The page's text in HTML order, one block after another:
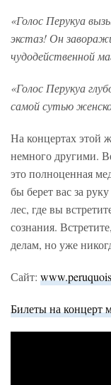
«Голос Перукуа
экстаз! Он
чудодейственной
«Голос Перукуа
самой сутью
На концертах этой
немного другими.
это полноценная
бы берет вас за
лес, где вы
сознания.
делам, но уже
Сайт:
Билеты на концерт